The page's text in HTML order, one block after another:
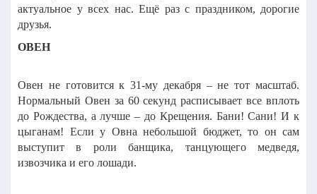
актуальное у всех нас. Ещё раз с праздником, дорогие
друзья.
ОВЕН
Овен не готовится к 31-му декабря – не тот масштаб.
Нормальный Овен за 60 секунд расписывает все вплоть
до Рождества, а лучше – до Крещения. Бани! Сани! И к
цыганам! Если у Овна небольшой бюджет, то он сам
выступит в роли банщика, танцующего медведя,
извозчика и его лошади.